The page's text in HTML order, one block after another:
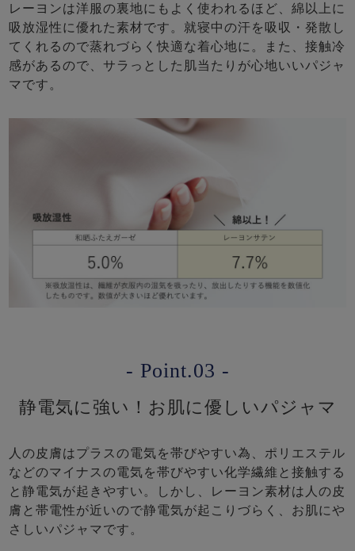
レーヨンは洋服の裏地にもよく使われるほど、綿以上に
吸放湿性に優れた素材です。就寝中の汗を吸収・発散し
てくれるので蒸れづらく快適な着心地に。また、接触冷
感があるので、サラっとした肌当たりが心地いいパジャ
マです。
- Point.03 -
静電気に強い！お肌に優しいパジャマ
人の皮膚はプラスの電気を帯びやすい為、ポリエステル
などのマイナスの電気を帯びやすい化学繊維と接触する
と静電気が起きやすい。しかし、レーヨン素材は人の皮
膚と帯電性が近いので静電気が起こりづらく、お肌にや
さしいパジャマです。